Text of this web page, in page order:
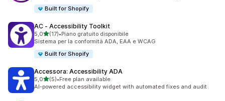
Built for Shopify
AC ‑ Accessibility Toolkit
5,0stelle su 5
(17)
17 recensioni totali
•Piano gratuito disponibile
Sistema per la conformità ADA, EAA e WCAG
Built for Shopify
Accessora: Accessibility ADA
5,0stelle su 5
(5)
5 recensioni totali
•Free plan available
AI-powered accessibility widget with automated fixes and audit